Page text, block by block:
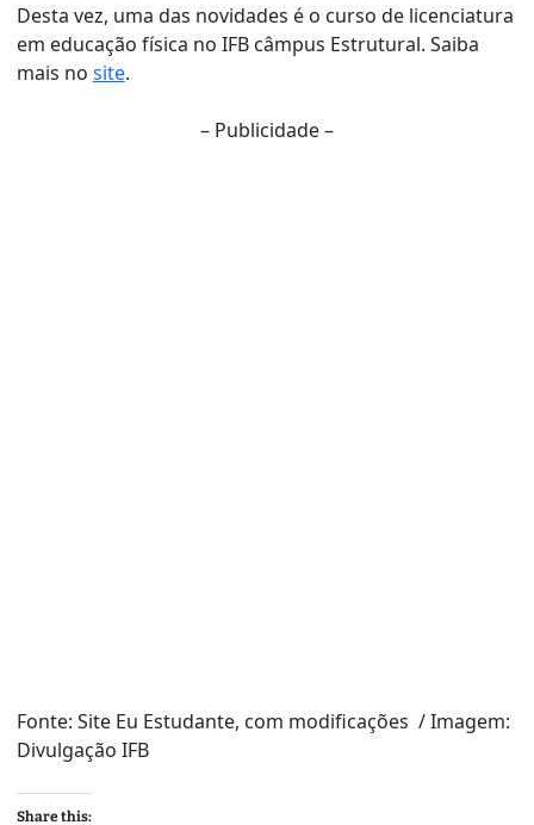
Desta vez, uma das novidades é o curso de licenciatura
em educação física no IFB câmpus Estrutural. Saiba
mais no site.
– Publicidade –
Fonte: Site Eu Estudante, com modificações / Imagem:
Divulgação IFB
Share this: